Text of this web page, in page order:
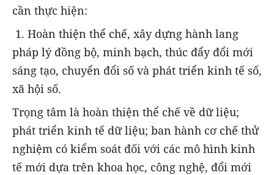
cần thực hiện:
1. Hoàn thiện thể chế, xây dựng hành lang
pháp lý đồng bộ, minh bạch, thúc đẩy đổi mới
sáng tạo, chuyển đổi số và phát triển kinh tế số,
xã hội số.
Trọng tâm là hoàn thiện thể chế về dữ liệu;
phát triển kinh tế dữ liệu; ban hành cơ chế thử
nghiệm có kiểm soát đối với các mô hình kinh
tế mới dựa trên khoa học, công nghệ, đổi mới